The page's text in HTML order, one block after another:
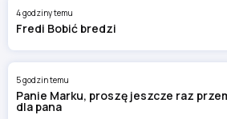
4 godziny temu
Fredi Bobić bredzi
5 godzin temu
Panie Marku, proszę jeszcze raz
dla pana